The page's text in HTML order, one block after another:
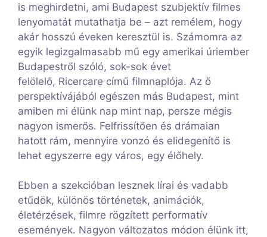
is meghirdetni, ami Budapest szubjektív filmes
lenyomatát mutathatja be – azt remélem, hogy
akár hosszú éveken keresztül is. Számomra az
egyik legizgalmasabb mű egy amerikai úriember
Budapestről szóló, sok-sok évet
felölelő, Ricercare című filmnaplója. Az ő
perspektívájából egészen más Budapest, mint
amiben mi élünk nap mint nap, persze mégis
nagyon ismerős. Felfrissítően és drámaian
hatott rám, mennyire vonzó és elidegenítő is
lehet egyszerre egy város, egy élőhely.
Ebben a szekcióban lesznek lírai és vadabb
etűdök, különös történetek, animációk,
életérzések, filmre rögzített performatív
események. Nagyon változatos módon élünk itt,